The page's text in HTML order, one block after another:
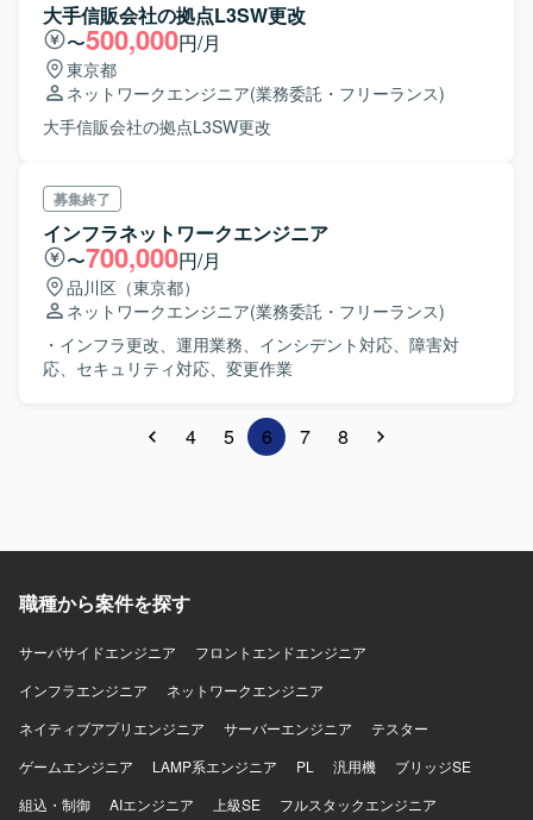
大手信販会社の拠点L3SW更改
〜500,000円/月
東京都
ネットワークエンジニア(業務委託・フリーランス)
大手信販会社の拠点L3SW更改
募集終了
インフラネットワークエンジニア
〜700,000円/月
品川区（東京都）
ネットワークエンジニア(業務委託・フリーランス)
・インフラ更改、運用業務、インシデント対応、障害対
応、セキュリティ対応、変更作業
4 5 6 7 8
職種から案件を探す
サーバサイドエンジニア
フロントエンドエンジニア
インフラエンジニア
ネットワークエンジニア
ネイティブアプリエンジニア
サーバーエンジニア
テスター
ゲームエンジニア
LAMP系エンジニア PL 汎用機
ブリッジSE
組込・制御
AIエンジニア 上級SE
フルスタックエンジニア